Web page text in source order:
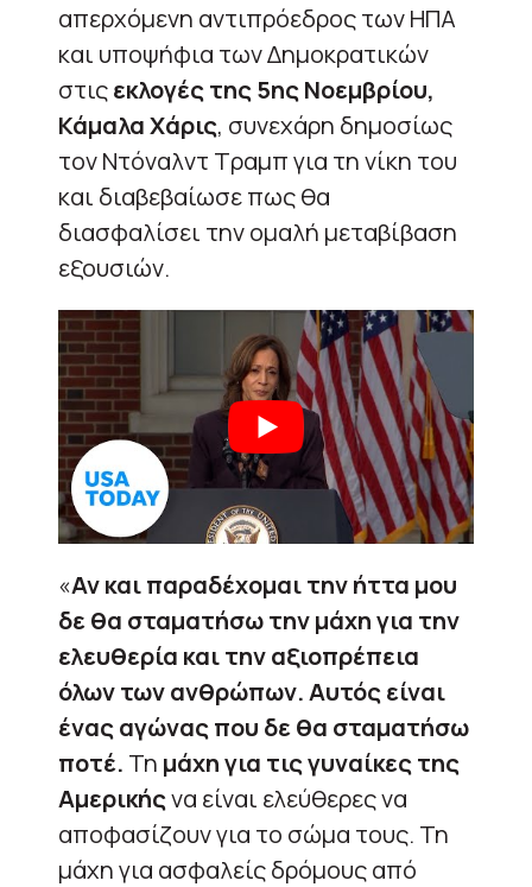
απερχόμενη αντιπρόεδρος των ΗΠΑ
και υποψήφια των Δημοκρατικών
στιςεκλογές της 5ης Νοεμβρίου,
Κάμαλα Χάρις, συνεχάρη δημοσίως
τον Ντόναλντ Τραμπ για τη νίκη του
και διαβεβαίωσε πως θα
διασφαλίσει την ομαλή μεταβίβαση
εξουσιών.
«Αν και παραδέχομαι την ήττα μου
δε θα σταματήσω την μάχη για την
ελευθερία και την αξιοπρέπεια
όλων των ανθρώπων. Αυτός είναι
ένας αγώνας που δε θα σταματήσω
ποτέ. Τη μάχη για τις γυναίκες της
Αμερικήςνα είναι ελεύθερες να
αποφασίζουν για το σώμα τους. Τη
μάχη για ασφαλείς δρόμους από